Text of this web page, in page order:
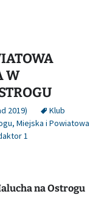
W
2019)
Klub
, Miejska i Powiatowa
1
na Ostrogu